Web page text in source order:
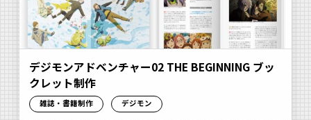
デジモンアドベンチャー02 THE BEGINNING ブッ
クレット制作
雑誌・書籍制作 デジモン